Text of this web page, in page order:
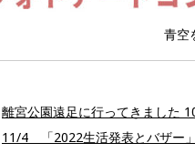
青空
離宮公園遠足に行ってきました
11/4 「2022生活発表とバザー」